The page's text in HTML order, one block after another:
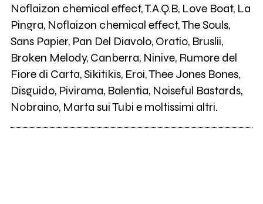
194
Damien* 34
El-Ghor 12
Noflaizon chemical effect, T.A.Q.B, Love Boat, La
Pingra, Noflaizon chemical effect, The Souls,
Sans Papier, Pan Del Diavolo, Oratio, Bruslii,
Broken Melody, Canberra, Ninive, Rumore del
Fiore di Carta, Sikitikis, Eroi, Thee Jones Bones,
Disguido, Pivirama, Balentia, Noiseful Bastards,
Nobraino, Marta sui Tubi e moltissimi altri.